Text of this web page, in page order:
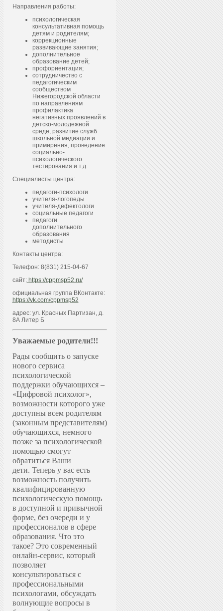
Направления работы:
психологическая
консультативная помощь
детям и родителям;
коррекционные
развивающие занятия;
дополнительное
образование детей;
профориентация;
сотрудничество с
педагогическим
сообществом
Нижегородской области
по направлениям
профилактика
негативных проявлений в
детско-молодежной
среде, развитие служб
школьной медиации и
примирения, проведение
социально-
психологического
тестирования и т.д.
Специалисты центра:
педагоги-психологи
учителя-логопеды
учителя-дефектологи
социальные педагоги
педагоги
дополнительного
образования
методисты
Контакты центра:
Телефон: 8(831) 215-04-67
сайт: https://cppmsp52.ru/
официальная группа ВКонтакте:
https://vk.com/cppmsp52
адрес: ул. Красных Партизан, д.
8А Литер Б
Уважаемые родители!!!
Рады сообщить о запуске
нового сервиса
психологической
поддержки обучающихся –
«Цифровой психолог»,
возможности которого уже
доступны всем родителям
(законным представителям)
обучающихся, немного
позже за психологической
помощью смогут
обратиться Ваши
дети. Теперь у вас есть
возможность получить
квалифицированную
психологическую помощь
в доступной и привычной
форме, без очереди и у
профессионалов в сфере
образования. Что это
такое? Это современный
онлайн-сервис, который
позволяет
консультироваться с
профессиональными
психологами, обсуждать
волнующие вопросы в